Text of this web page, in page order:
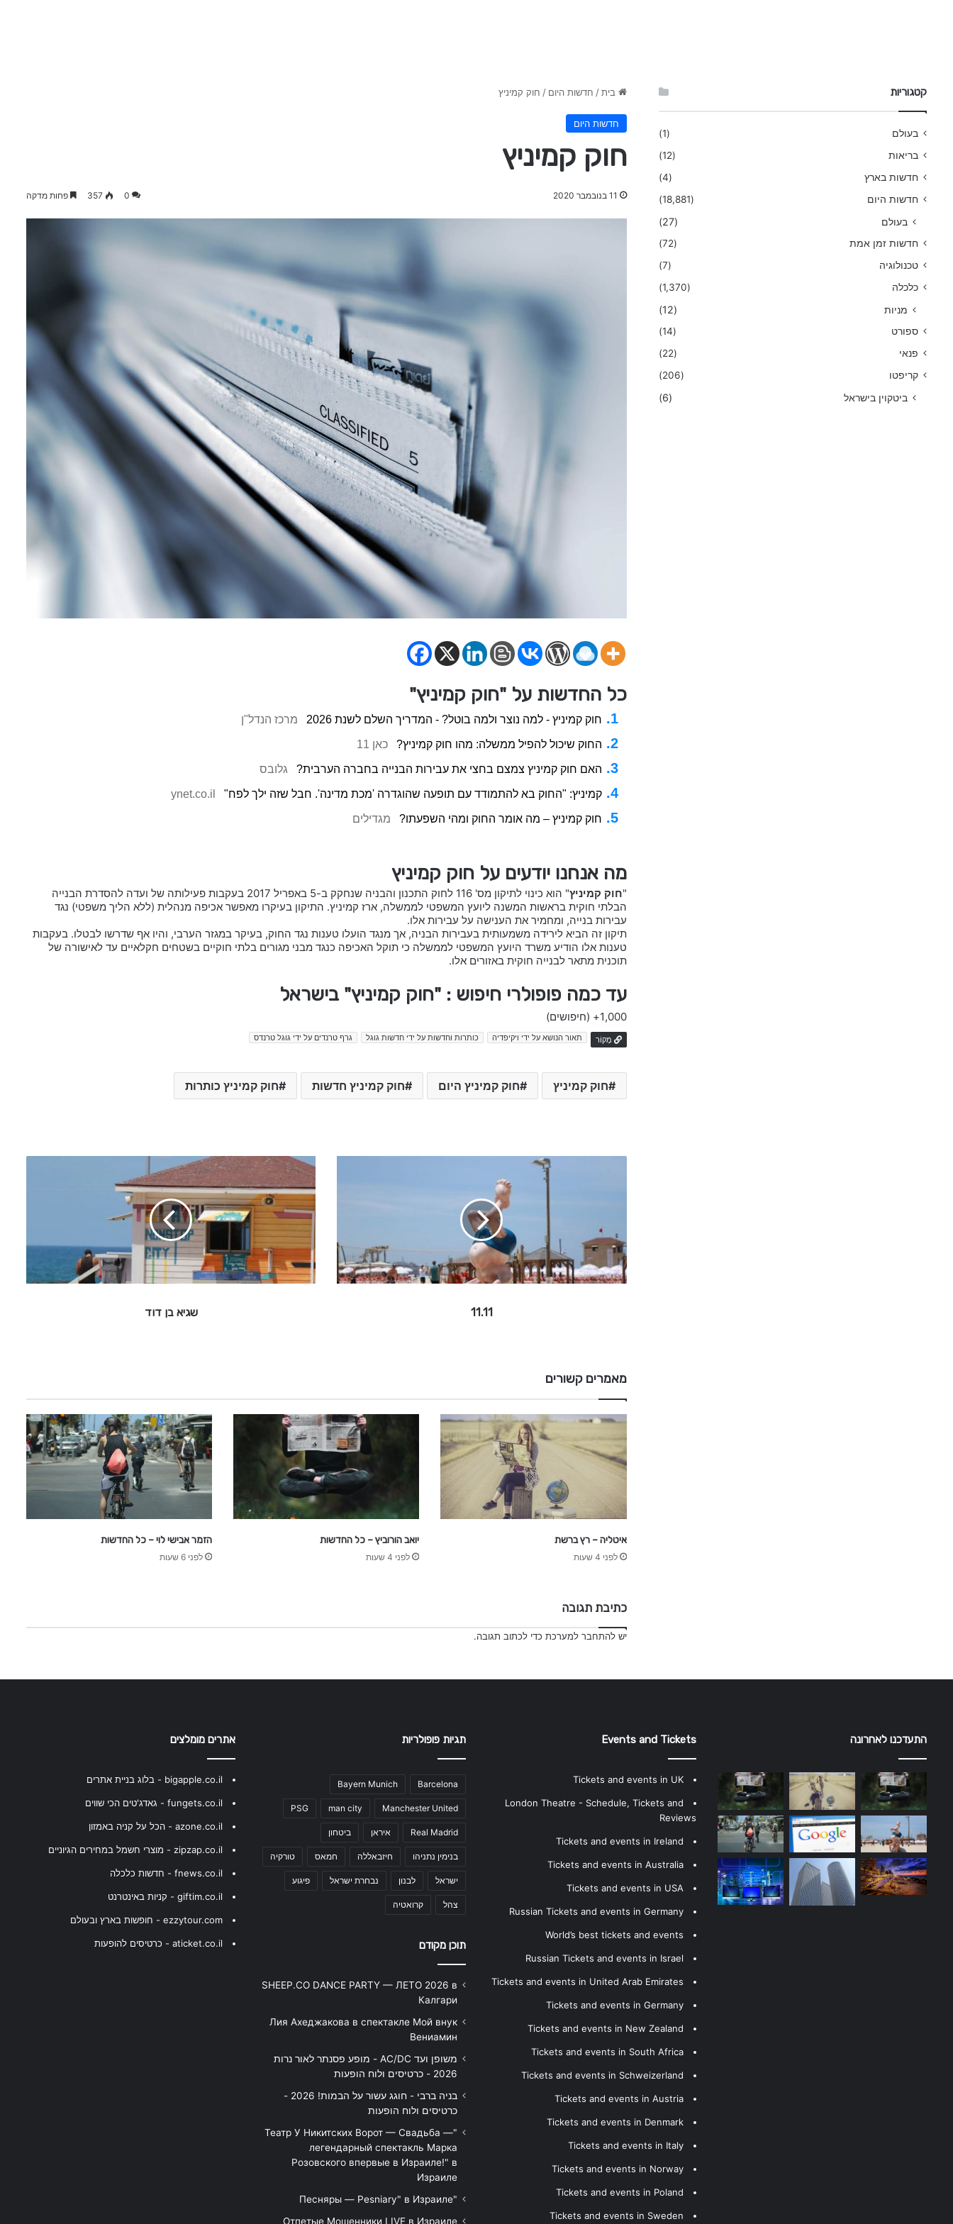
בית / חדשות היום / חוק קמיניץ
חדשות היום
חוק קמיניץ
11 בנובמבר 2020 0
357 פחות מדקה
כל החדשות על "חוק קמיניץ"
חוק קמיניץ - למה נוצר ולמה בוטל? - המדריך השלם לשנת 2026 מרכז הנדל"ן
החוק שיכול להפיל ממשלה: מהו חוק קמיניץ? כאן 11
האם חוק קמיניץ צמצם בחצי את עבירות הבנייה בחברה הערבית? גלובס
קמיניץ: "החוק בא להתמודד עם תופעה שהוגדרה 'מכת מדינה'. חבל שזה ילך לפח" ynet.co.il
חוק קמיניץ – מה אומר החוק ומהי השפעתו? מגדילים
מה אנחנו יודעים על חוק קמיניץ
"חוק קמיניץ
" הוא כינוי לתיקון מס' 116 לחוק התכנון והבניה שנחקק ב-5 באפריל 2017 בעקבות פעילותה של ועדה להסדרת הבנייה
הבלתי חוקית בראשות המשנה ליועץ המשפטי לממשלה, ארז קמיניץ. התיקון בעיקרו מאפשר אכיפה מנהלית (ללא הליך משפטי) נגד
עבירות בנייה, ומחמיר את הענישה על עבירות אלו.
תיקון זה הביא לירידה משמעותית בעבירות הבניה, אך מנגד הועלו טענות נגד החוק, בעיקר במגזר הערבי, והיו אף שדרשו לבטלו. בעקבות
טענות אלו הודיע משרד היועץ המשפטי לממשלה כי תוקל האכיפה כנגד מבני מגורים בלתי חוקיים בשטחים חקלאיים עד לאישורה של
תוכנית מתאר לבנייה חוקית באזורים אלו.
עד כמה פופולרי חיפוש : "חוק קמיניץ" בישראל
1,000+ (חיפושים)
מָקוֹר תאור הנושא על ידי ויקיפדיה כותרות וחדשות על ידי חדשות גוגל גרף טרנדים על ידי גוגל טרנדס
חוק קמיניץ חוק קמיניץ היום חוק קמיניץ חדשות חוק קמיניץ כותרות
11.11
ש
ג
י
א
ב
ד
ו
ד
שגיא בן דוד
מאמרים קשורים
איטליה – רץ ברשת
לפני 4 שעות
יואב הורוביץ – כל החדשות
לפני 4 שעות
הזמר אבישי לוי – כל החדשות
לפני 6 שעות
כתיבת תגובה
ישלהתחבר למערכת כדי לכתוב תגובה.
קטגוריות
בעולם
(1)
בריאות
(12)
חדשות בארץ
(4)
חדשות היום
(18,881)
בעולם (27)
חדשות זמן אמת
(72)
טכנולוגיה
(7)
כלכלה
(1,370)
מניות (12)
ספורט
(14)
פנאי
(22)
קריפטו
(206)
ביטקוין בישראל (6)
התעדכנו לאחרונה Events and Tickets
Tickets and events in UK
London Theatre - Schedule, Tickets and
Reviews
Tickets and events in Ireland
Tickets and events in Australia
Tickets and events in USA
Russian Tickets and events in Germany
World’s best tickets and events
Russian Tickets and events in Israel
Tickets and events in United Arab Emirates
Tickets and events in Germany
Tickets and events in New Zealand
Tickets and events in South Africa
Tickets and events in Schweizerland
Tickets and events in Austria
Tickets and events in Denmark
Tickets and events in Italy
Tickets and events in Norway
Tickets and events in Poland
Tickets and events in Sweden
תגיות פופולריות
Barcelona
Bayern Munich
Manchester United
man city
PSG
Real Madrid איראן ביטחון
בנימין נתניהו חיזבאללה חמאס טורקיה
ישראל לבנון נבחרת ישראל פיגוע
צהל קרואטיה
תוכן מקודם
SHEEP.CO DANCE PARTY — ЛЕТО 2026 в
Калгари
Лия Ахеджакова в спектакле Мой внук
Вениамин
משופן ועד AC/DC - מופע פסנתר לאור נרות
2026 - כרטיסים ולוח הופעות
בניה ברבי - חוגג עשור על הבמות! 2026 -
כרטיסים ולוח הופעות
"Театр У Никитских Ворот — Свадьба —
легендарный спектакль Марка
Розовского впервые в Израиле!" в
Израиле
"Песняры — Pesniary" в Израиле
Отпетые Мошенники LIVE в Израиле
אתרים מומלצים
bigapple.co.il - בלוג בניית אתרים
fungets.co.il - גאדג'טים הכי שווים
azone.co.il - הכל על קניה באמזון
zipzap.co.il - מוצרי חשמל במחירים הגיוניים
fnews.co.il - חדשות כלכלה
giftim.co.il - קניות באינטרנט
ezzytour.com - חופשות בארץ ובעולם
aticket.co.il - כרטיסים להופעות